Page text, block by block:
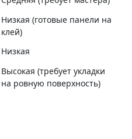
Низкая (готовые панели на
клей)
Низкая
Высокая (требует укладки
на ровную поверхность)